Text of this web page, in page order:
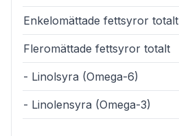
Enkelomättade fettsyror totalt
Fleromättade fettsyror totalt
- Linolsyra (Omega-6)
- Linolensyra (Omega-3)